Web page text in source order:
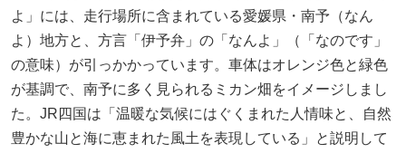
よ」には、走行場所に含まれている愛媛県・南予（なん
よ）地方と、方言「伊予弁」の「なんよ」（「なのです」
の意味）が引っかかっています。車体はオレンジ色と緑色
が基調で、南予に多く見られるミカン畑をイメージしまし
た。JR四国は「温暖な気候にはぐくまれた人情味と、自然
豊かな山と海に恵まれた風土を表現している」と説明して